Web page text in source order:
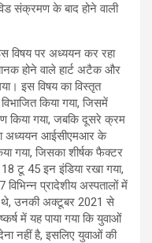
संक्रमण के बाद होने वाली
पर अध्ययन कर रहा
होने वाले हार्ट अटैक और
इस विषय का विस्तृत
किया गया, जिसमें
किया गया, जबकि दूसरे क्रम
अध्ययन आईसीएमआर के
गया, जिसका शीर्षक फैक्टर
टू 45 इन इंडिया रखा गया,
प्रादेशीय अस्पतालों में
थे, उनकी अक्टूबर 2021 से
में यह पाया गया कि युवाओं
नहीं है, इसलिए युवाओं की